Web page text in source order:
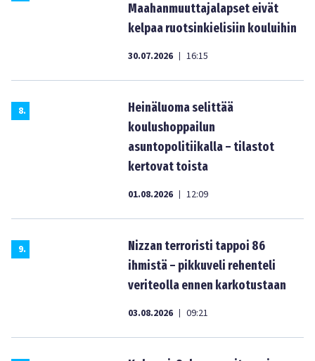
Maahanmuuttajalapset eivät
kelpaa ruotsinkielisiin kouluihin
30.07.2026 | 16:15
8.
Heinäluoma selittää
koulushoppailun
asuntopolitiikalla – tilastot
kertovat toista
01.08.2026 | 12:09
9.
Nizzan terroristi tappoi 86
ihmistä – pikkuveli rehenteli
veriteolla ennen karkotustaan
03.08.2026 | 09:21